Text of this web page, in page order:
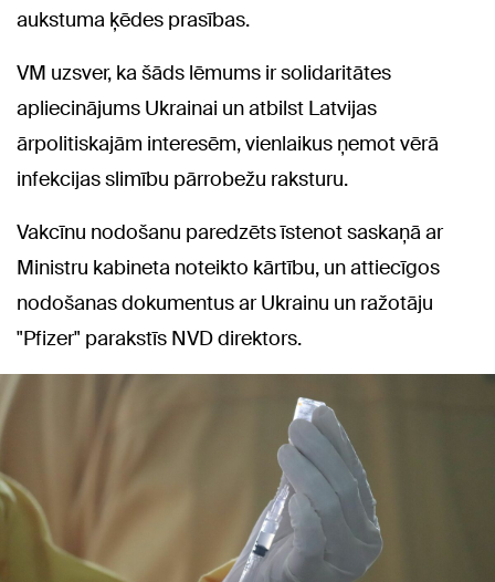
aukstuma ķēdes prasības.
VM uzsver, ka šāds lēmums ir solidaritātes
apliecinājums Ukrainai un atbilst Latvijas
ārpolitiskajām interesēm, vienlaikus ņemot vērā
infekcijas slimību pārrobežu raksturu.
Vakcīnu nodošanu paredzēts īstenot saskaņā ar
Ministru kabineta noteikto kārtību, un attiecīgos
nodošanas dokumentus ar Ukrainu un ražotāju
"Pfizer" parakstīs NVD direktors.